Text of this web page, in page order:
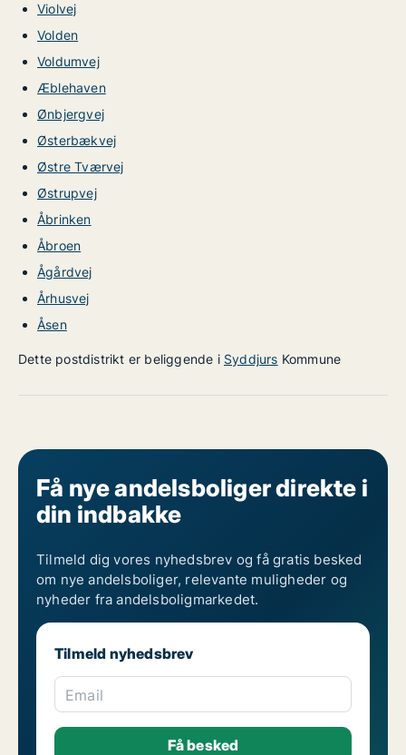
Violvej
Volden
Voldumvej
Æblehaven
Ønbjergvej
Østerbækvej
Østre Tværvej
Østrupvej
Åbrinken
Åbroen
Ågårdvej
Århusvej
Åsen
Dette postdistrikt er beliggende i Syddjurs Kommune
Få nye andelsboliger direkte i
din indbakke
Tilmeld dig vores nyhedsbrev og få gratis besked
om nye andelsboliger, relevante muligheder og
nyheder fra andelsboligmarkedet.
Tilmeld nyhedsbrev
Email